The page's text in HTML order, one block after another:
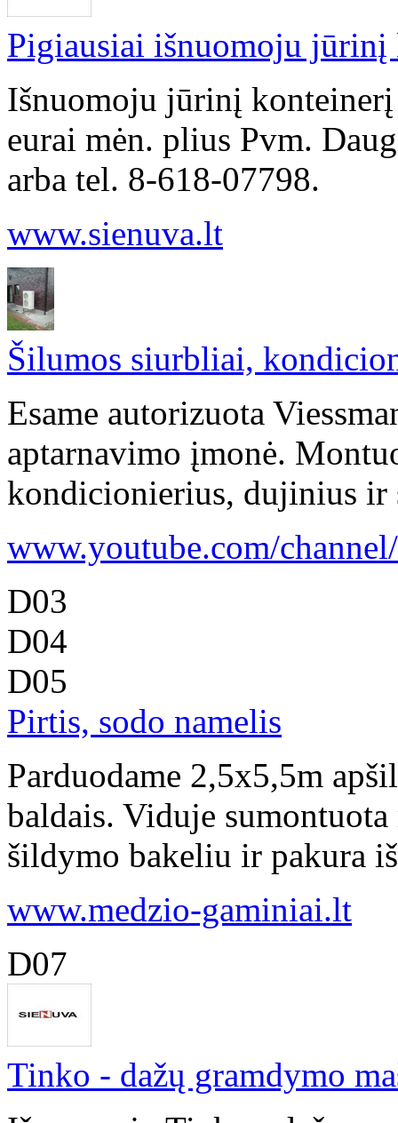
Pigiausiai išnuomoju jūrinį
Išnuomoju jūrinį
eurai mėn. plius Pvm.
arba tel. 8-618-07798.
www.sienuva.lt
Šilumos siurbliai,
Esame autorizuota
aptarnavimo įmonė.
kondicionierius, dujinius ir
www.youtube.com/
D03
D04
D05
Pirtis, sodo namelis
Parduodame 2,5x5,5m
baldais. Viduje
šildymo bakeliu ir pakura
www.medzio-gaminiai.lt
D07
Tinko - dažų gramdymo